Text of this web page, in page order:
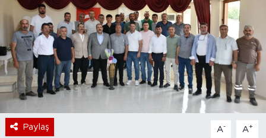
Paylaş A- A+
Magazin
Dünya
Sektör